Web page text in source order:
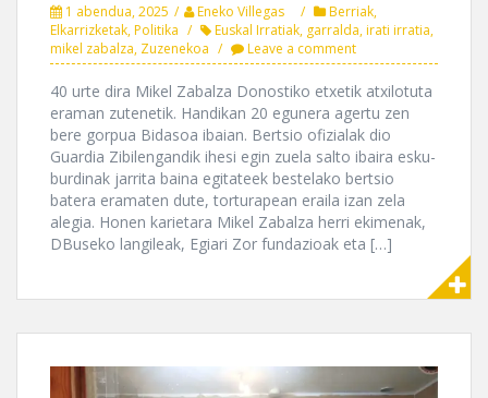
1 abendua, 2025 Eneko Villegas Berriak,
Elkarrizketak,Politika Euskal Irratiak, garralda,irati irratia,
mikel zabalza, Zuzenekoa Leave a comment
40 urte dira Mikel Zabalza Donostiko etxetik atxilotuta
eraman zutenetik. Handikan 20 egunera agertu zen
bere gorpua Bidasoa ibaian. Bertsio ofizialak dio
Guardia Zibilengandik ihesi egin zuela salto ibaira esku-
burdinak jarrita baina egitateek bestelako bertsio
batera eramaten dute, torturapean eraila izan zela
alegia. Honen karietara Mikel Zabalza herri ekimenak,
DBuseko langileak, Egiari Zor fundazioak eta […]